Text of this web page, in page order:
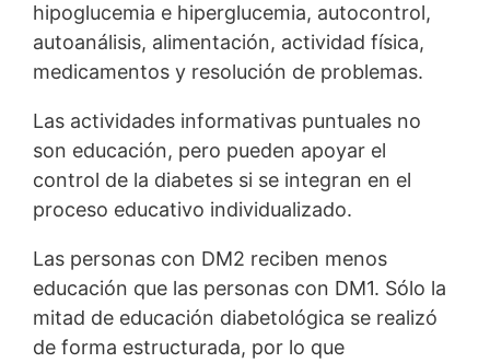
hipoglucemia e hiperglucemia, autocontrol,
autoanálisis, alimentación, actividad física,
medicamentos y resolución de problemas.
Las actividades informativas puntuales no
son educación, pero pueden apoyar el
control de la diabetes si se integran en el
proceso educativo individualizado.
Las personas con DM2 reciben menos
educación que las personas con DM1. Sólo la
mitad de educación diabetológica se realizó
de forma estructurada, por lo que